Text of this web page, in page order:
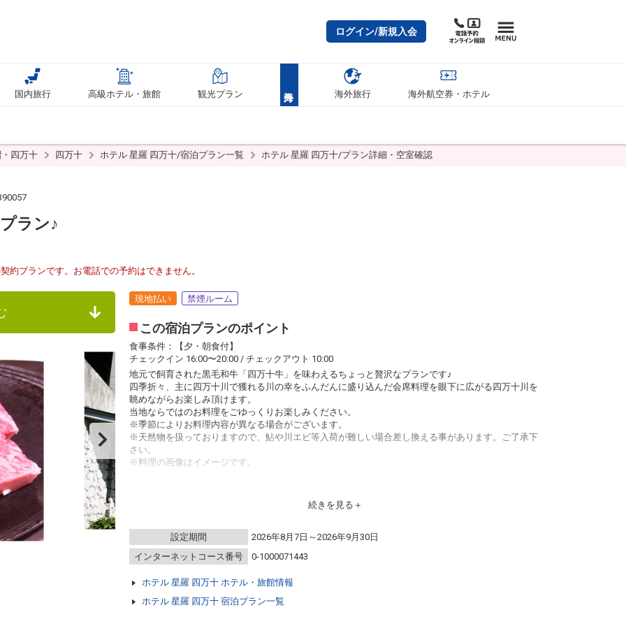
ログイン/新規入会
国内旅行 高級ホテル・旅館 観光プラン 海外旅行 海外航空券・ホテル
四万十 四万十 ホテル 星羅 四万十/宿泊プラン一覧 ホテル 星羅 四万十/プラン詳細・空室確認
ラン♪
約プランです。お電話での予約はできません。
現地払い 禁煙ルーム
この宿泊プランのポイント
食事条件：【夕・朝食付】
チェックイン 16:00〜20:00 / チェックアウト 10:00
地元で飼育された黒毛和牛「四万十牛」を味わえるちょっと贅沢なプランです♪
四季折々、主に四万十川で獲れる川の幸をふんだんに盛り込んだ会席料理を眼下に広がる四万十川を
眺めながらお楽しみ頂けます。
当地ならではのお料理をごゆっくりお楽しみください。
※季節によりお料理内容が異なる場合がございます。
※天然物を扱っておりますので、鮎や川エビ等入荷が難しい場合差し換える事があります。ご了承下
さい。
※料理の画像はイメージです。
※幼児の夕食は松花堂風弁当になっています。
【温泉】
・入浴可能時間 １６:００～２３:００、朝６:００～９:００
男性浴場サウナ付き 女性浴場ミストサウナ付き
続きを見る
設定期間
2026年8月7日～2026年9月30日
インターネットコース番号
0-1000071443
ホテル 星羅 四万十 ホテル・旅館情報
ホテル 星羅 四万十 宿泊プラン一覧